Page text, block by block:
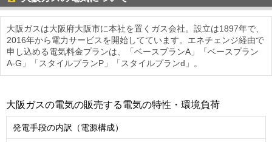
大阪ガスは大阪府大阪市に本社を置くガス会社。設立は1897年で、
2016年から電力サービスを開始してています。エネチェンジ経由で
申し込める電気料金プランは、「ベースプランA」「ベースプラン
A-G」「スタイルプランP」「スタイルプランd」。
大阪ガスの電気の販売する電気の特性・環境負荷
発電手段の内訳（電源構成）